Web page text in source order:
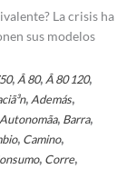
La crisis ha
sus modelos
, Â 80, Â 80 120,
, Además,
Autonomã­a, Barra,
, Camino,
, Corre,